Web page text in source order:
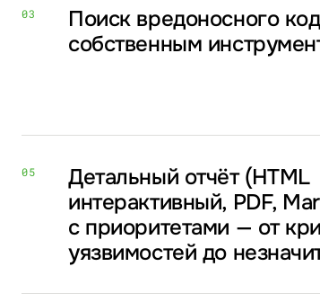
03
Поиск вредоносного
собственным
05
Детальный отчёт (HTML
интерактивный, PDF,
с приоритетами — от
уязвимостей до